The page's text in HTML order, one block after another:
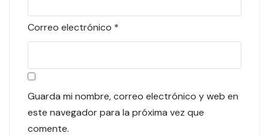
Correo electrónico *
Guarda mi nombre, correo electrónico y web en
este navegador para la próxima vez que
comente.